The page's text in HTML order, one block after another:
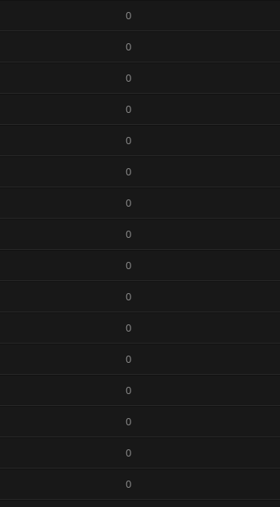
0
0
0
0
0
0
0
0
0
0
0
0
0
0
0
0